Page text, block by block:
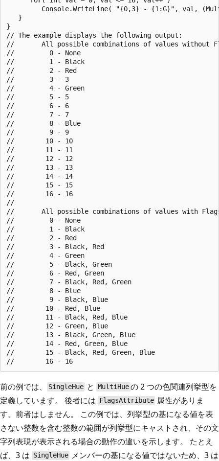
Console.WriteLine( "{0,3} - {1:G}", val,
   }
}
// The example displays the following output:
//       All possible combinations of values without
//         0 - None
//         1 - Black
//         2 - Red
//         3 - 3
//         4 - Green
//         5 - 5
//         6 - 6
//         7 - 7
//         8 - Blue
//         9 - 9
//        10 - 10
//        11 - 11
//        12 - 12
//        13 - 13
//        14 - 14
//        15 - 15
//        16 - 16
//
//       All possible combinations of values with
//         0 - None
//         1 - Black
//         2 - Red
//         3 - Black, Red
//         4 - Green
//         5 - Black, Green
//         6 - Red, Green
//         7 - Black, Red, Green
//         8 - Blue
//         9 - Black, Blue
//        10 - Red, Blue
//        11 - Black, Red, Blue
//        12 - Green, Blue
//        13 - Black, Green, Blue
//        14 - Red, Green, Blue
//        15 - Black, Red, Green, Blue
前の例では、 SingleHue と MultiHueの 2 つの色関連列挙型を
定義しています。 後者には FlagsAttribute 属性がありま
す。前者はしません。 この例では、列挙型の基になる値を表
さない整数を含む整数の範囲が列挙型にキャストされ、その文
字列表現が表示される場合の動作の違いを示します。 たとえ
ば、3 は SingleHue メンバーの基になる値ではないため、3 は